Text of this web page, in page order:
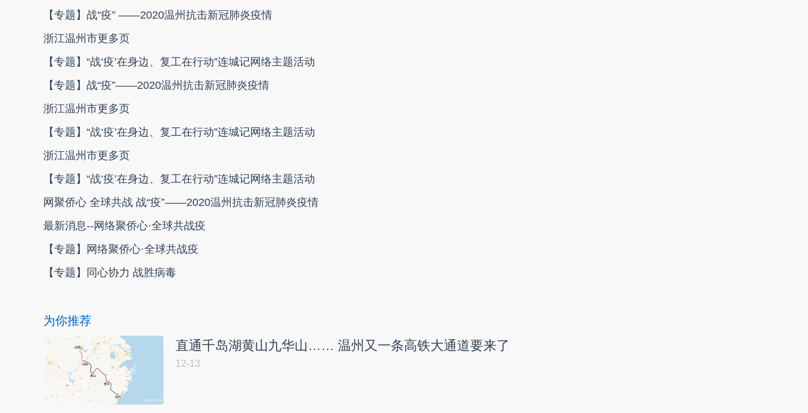
【专题】战“疫” ——2020温州抗击新冠肺炎疫情
浙江温州市更多页
【专题】“战‘疫’在身边、复工在行动”连城记网络主题活动
【专题】战“疫”——2020温州抗击新冠肺炎疫情
浙江温州市更多页
【专题】“战‘疫’在身边、复工在行动”连城记网络主题活动
浙江温州市更多页
【专题】“战‘疫’在身边、复工在行动”连城记网络主题活动
网聚侨心 全球共战 战“疫”——2020温州抗击新冠肺炎疫情
最新消息--网络聚侨心·全球共战疫
【专题】网络聚侨心·全球共战疫
【专题】同心协力 战胜病毒
为你推荐
直通千岛湖黄山九华山…… 温州又一条高铁大通道要来了
12-13